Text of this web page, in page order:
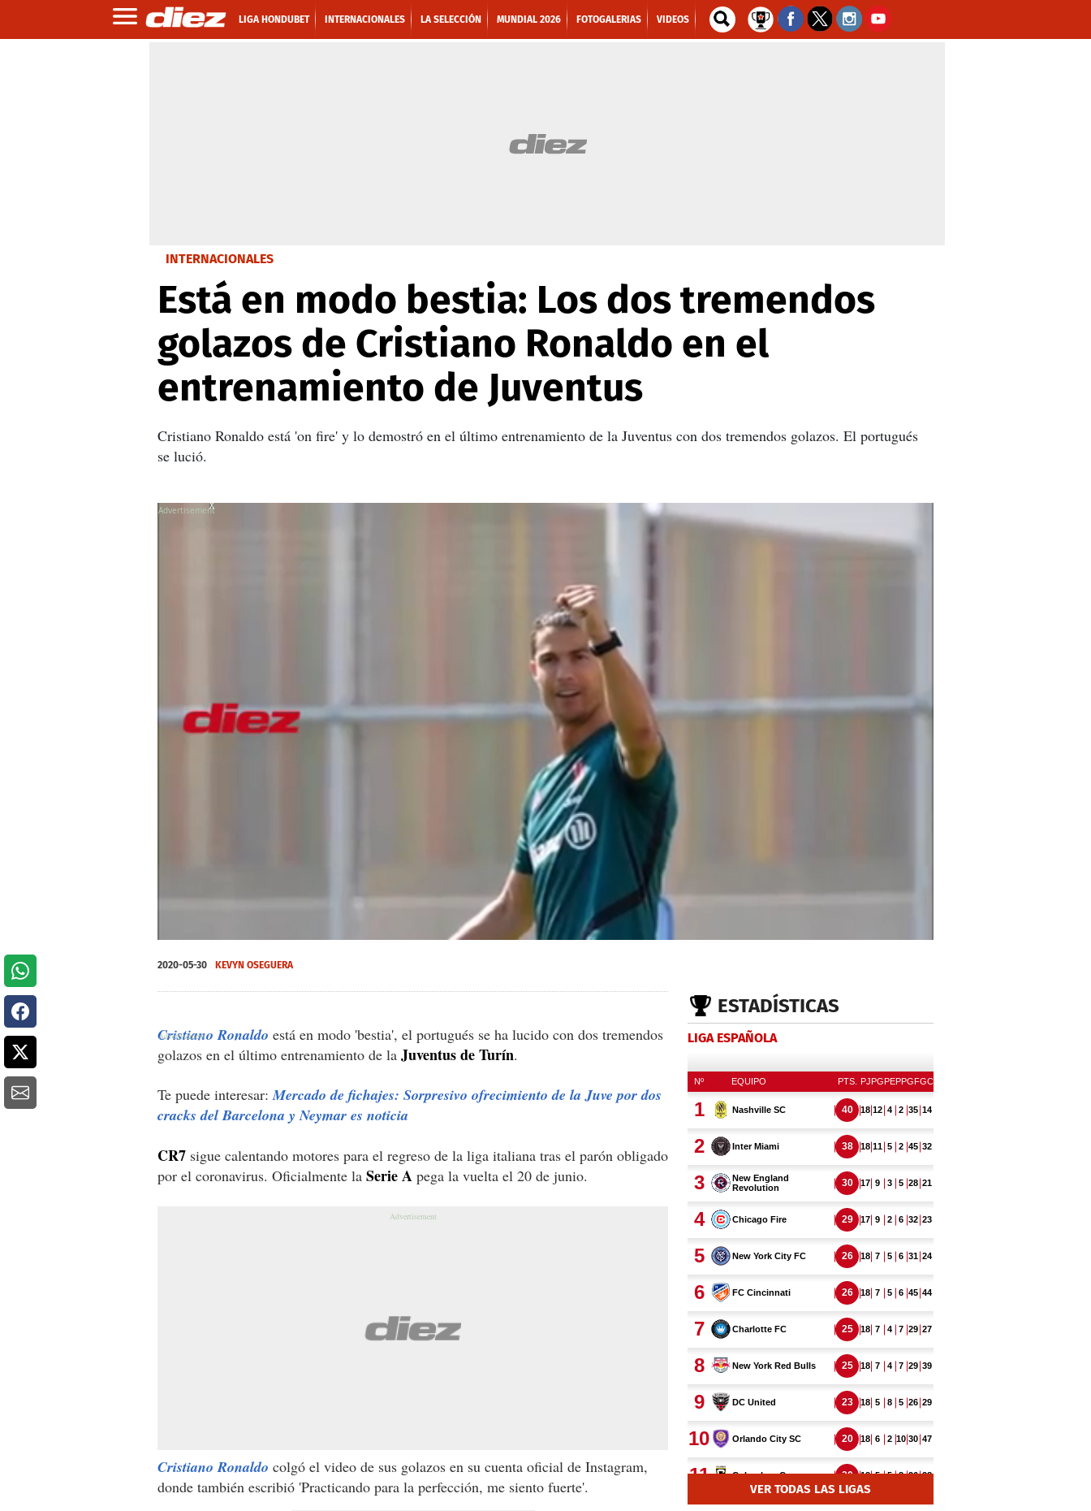
LIGA HONDUBET INTERNACIONALES LA SELECCIÓN MUNDIAL 2026 FOTOGALERIAS VIDEOS
INTERNACIONALES
Está en modo bestia: Los dos tremendos
golazos de Cristiano Ronaldo en el
entrenamiento de Juventus
Cristiano Ronaldo está 'on fire' y lo demostró en el último entrenamiento de la Juventus con dos tremendos golazos. El portugués
se lució.
seconds
of
X
X
2020-05-30 KEVYN OSEGUERA
Cristiano Ronaldo está en modo 'bestia', el portugués se ha lucido con dos tremendos
golazos en el último entrenamiento de la Juventus de Turín.
Te puede interesar: Mercado de fichajes: Sorpresivo ofrecimiento de la Juve por dos
cracks del Barcelona y Neymar es noticia
CR7 sigue calentando motores para el regreso de la liga italiana tras el parón obligado
por el coronavirus. Oficialmente la Serie A pega la vuelta el 20 de junio.
Cristiano Ronaldo colgó el video de sus golazos en su cuenta oficial de Instagram,
donde también escribió 'Practicando para la perfección, me siento fuerte'.
ESTADÍSTICAS
LIGA ESPAÑOLA
VER TODAS LAS LIGAS